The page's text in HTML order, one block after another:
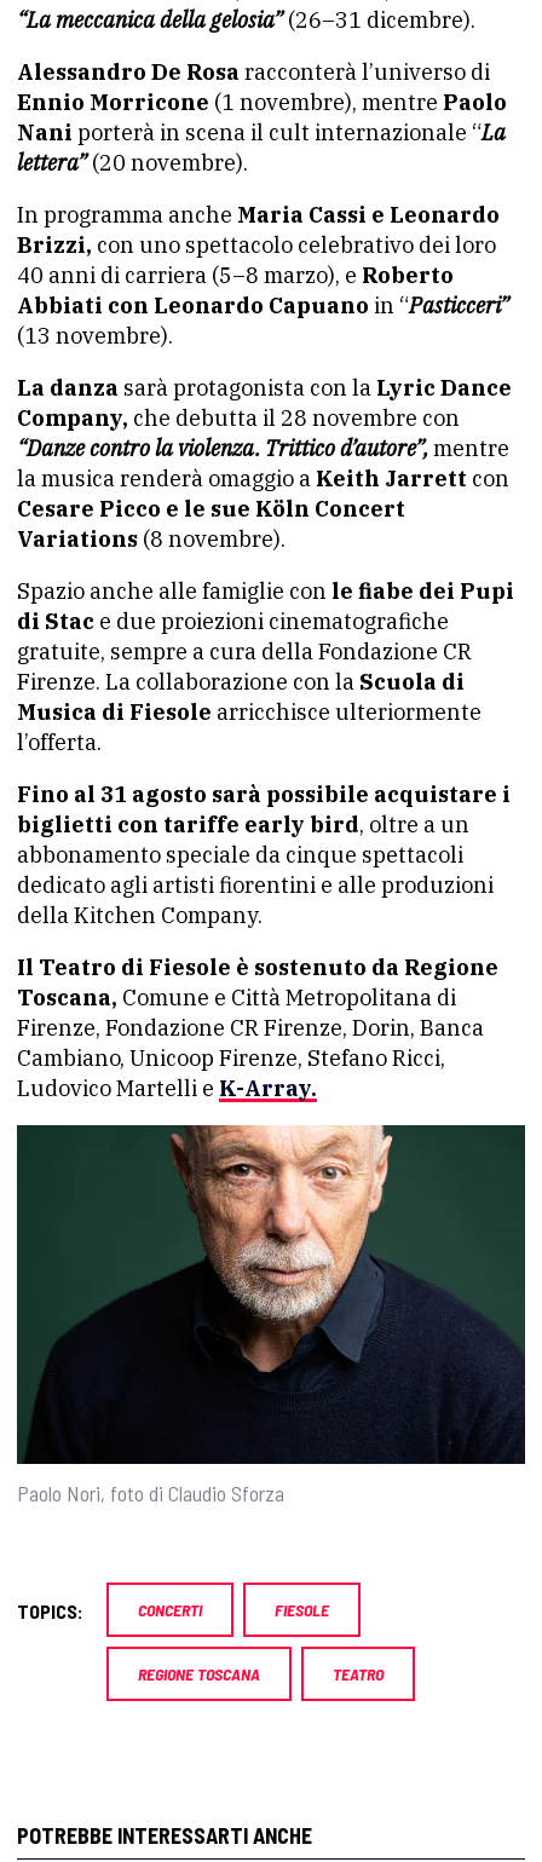
“La meccanica della gelosia”(26–31 dicembre).
Alessandro De Rosa racconterà l’universo di
Ennio Morricone (1 novembre), mentre Paolo
Nani porterà in scena il cult internazionale “La
lettera”(20 novembre).
In programma anche Maria Cassi e Leonardo
Brizzi, con uno spettacolo celebrativo dei loro
40 anni di carriera (5–8 marzo), e Roberto
Abbiati con Leonardo Capuano in “Pasticceri”
(13 novembre).
La danza sarà protagonista con la Lyric Dance
Company, che debutta il 28 novembre con
“Danze contro la violenza. Trittico d’autore”,mentre
la musica renderà omaggio a Keith Jarrett con
Cesare Picco e le sue Köln Concert
Variations (8 novembre).
Spazio anche alle famiglie con le fiabe dei Pupi
di Stac e due proiezioni cinematografiche
gratuite, sempre a cura della Fondazione CR
Firenze. La collaborazione con la Scuola di
Musica di Fiesole arricchisce ulteriormente
l’offerta.
Fino al 31 agosto sarà possibile acquistare i
biglietti con tariffe early bird, oltre a un
abbonamento speciale da cinque spettacoli
dedicato agli artisti fiorentini e alle produzioni
della Kitchen Company.
Il Teatro di Fiesole è sostenuto da Regione
Toscana, Comune e Città Metropolitana di
Firenze, Fondazione CR Firenze, Dorin, Banca
Cambiano, Unicoop Firenze, Stefano Ricci,
Ludovico Martelli e K-Array.
Paolo Nori, foto di Claudio Sforza
TOPICS: CONCERTI FIESOLE
REGIONE TOSCANA TEATRO
POTREBBE INTERESSARTI ANCHE